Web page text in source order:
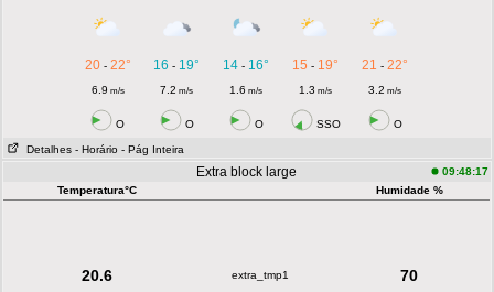
20- 22° 16 - 19° 14 - 16° 15 - 19° 21 -22°
6.9 m/s 7.2 m/s 1.6 m/s 1.3 m/s 3.2 m/s
O O O SSO O
Detalhes - Horário - Pág Inteira
Extra block large
09:48:17
Temperatura°C
Humidade %
20.6 extra_tmp1 70